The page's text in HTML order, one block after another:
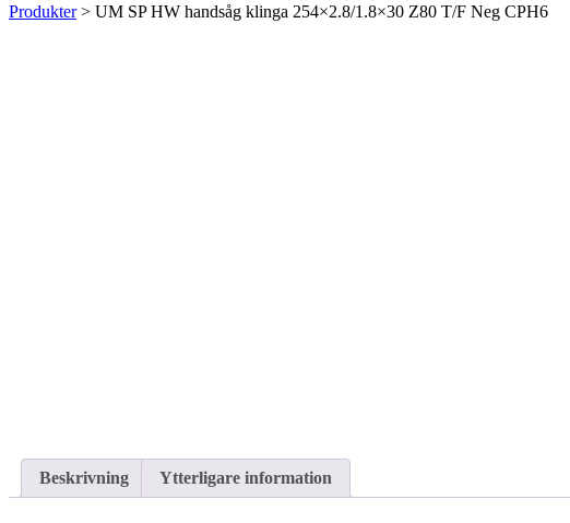
Produkter> UM SP HW handsåg klinga 254×2.8/1.8×30 Z80 T/F Neg CPH6
Beskrivning Ytterligare information